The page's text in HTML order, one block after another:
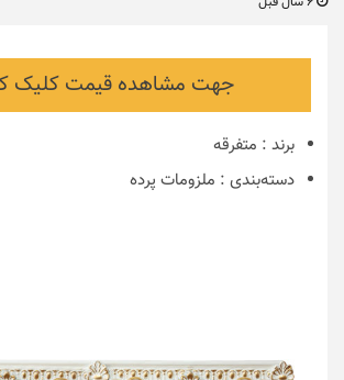
جهت مشاهده قیمت کلیک
برند : متفرقه
دسته‌بندی : ملزومات پرده